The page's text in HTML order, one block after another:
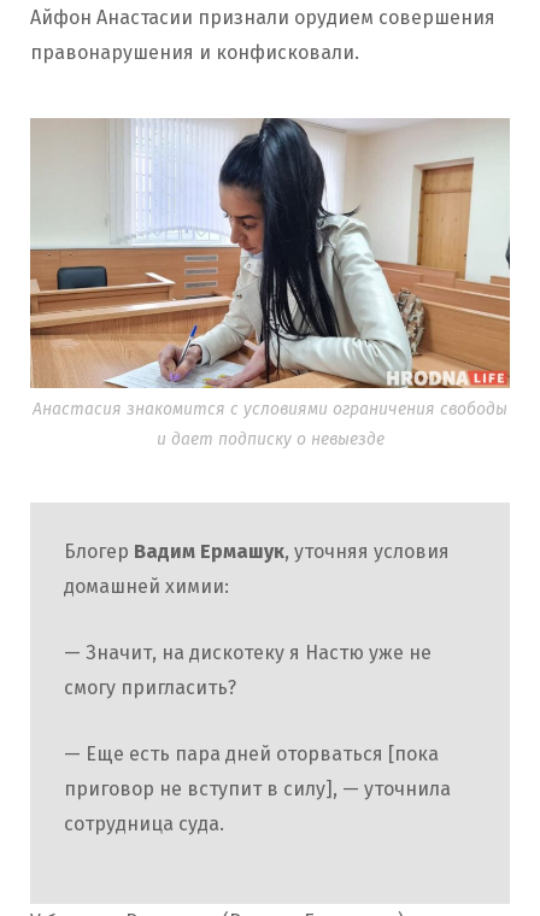
Айфон Анастасии признали орудием совершения
правонарушения и конфисковали.
Анастасия знакомится с условиями ограничения свободы
и дает подписку о невыезде
Блогер Вадим Ермашук, уточняя условия
домашней химии:
— Значит, на дискотеку я Настю уже не
смогу пригласить?
— Еще есть пара дней оторваться [пока
приговор не вступит в силу], — уточнила
сотрудница суда.